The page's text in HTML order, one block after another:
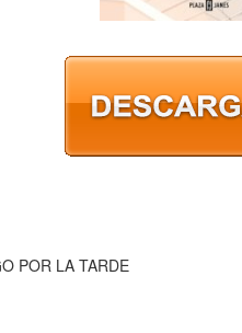
POR LA TARDE